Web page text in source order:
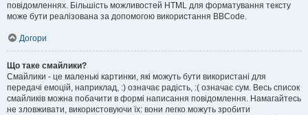
повідомленнях. Більшість можливостей HTML для форматування тексту
може бути реалізована за допомогою використання BBCode.
Догори
Що таке смайлики?
Смайлики - це маленькі картинки, які можуть бути використані для
передачі емоцій, наприклад, :) означає радість, :( означає сум. Весь список
смайликів можна побачити в формі написання повідомлення. Намагайтесь
не зловживати, використовуючи їх: вони легко можуть зробити